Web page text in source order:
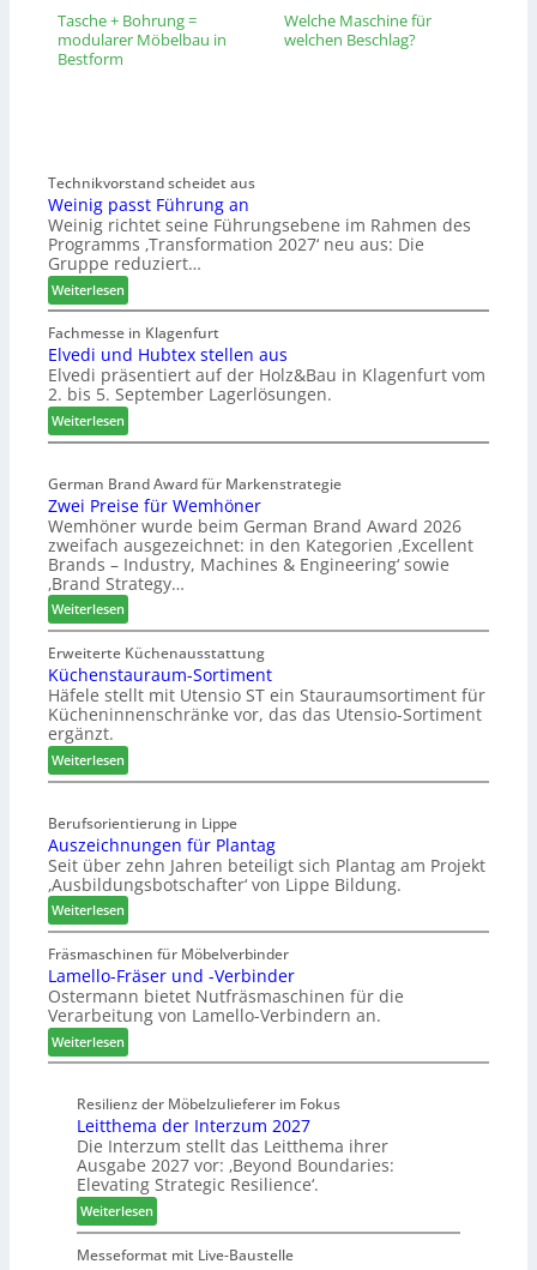
Tasche + Bohrung =
modularer Möbelbau in
Bestform
Welche Maschine für
welchen Beschlag?
Technikvorstand scheidet aus
Weinig passt Führung an
Weinig richtet seine Führungsebene im Rahmen des
Programms ‚Transformation 2027‘ neu aus: Die
Gruppe reduziert…
Weiterlesen:
W
e
i
n
i
p
s
s
t
F
ü
h
r
u
n
g
a
n
Fachmesse in Klagenfurt
Elvedi und Hubtex stellen aus
Elvedi präsentiert auf der Holz&Bau in Klagenfurt vom
2. bis 5. September Lagerlösungen.
Weiterlesen:
E
v
e
d
i
u
n
d
H
u
b
t
e
x
s
t
l
e
n
a
u
s
German Brand Award für Markenstrategie
Zwei Preise für Wemhöner
Wemhöner wurde beim German Brand Award 2026
zweifach ausgezeichnet: in den Kategorien ‚Excellent
Brands – Industry, Machines & Engineering‘ sowie
‚Brand Strategy…
Weiterlesen:
Z
w
e
i
P
e
i
e
f
ü
r
W
e
m
h
ö
n
e
r
Erweiterte Küchenausstattung
Küchenstauraum-Sortiment
Häfele stellt mit Utensio ST ein Stauraumsortiment für
Kücheninnenschränke vor, das das Utensio-Sortiment
ergänzt.
Weiterlesen:
K
c
h
e
n
s
t
a
u
r
a
m
S
o
r
t
i
m
e
n
Berufsorientierung in Lippe
Auszeichnungen für Plantag
Seit über zehn Jahren beteiligt sich Plantag am Projekt
‚Ausbildungsbotschafter‘ von Lippe Bildung.
Weiterlesen:
A
u
s
z
e
c
n
u
n
g
e
n
f
ü
Fräsmaschinen für Möbelverbinder
Lamello-Fräser und -Verbinder
Ostermann bietet Nutfräsmaschinen für die
Verarbeitung von Lamello-Verbindern an.
Weiterlesen:
L
m
e
l
l
o
-
F
r
Resilienz der Möbelzulieferer im Fokus
Leitthema der Interzum 2027
Die Interzum stellt das Leitthema ihrer
Ausgabe 2027 vor: ‚Beyond Boundaries:
Elevating Strategic Resilience‘.
Weiterlesen:
L
e
Messeformat mit Live-Baustelle